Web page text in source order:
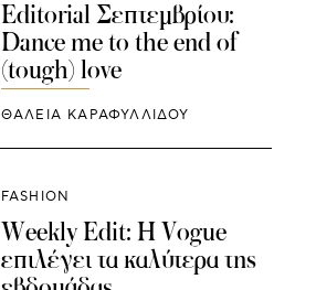
Editorial Σεπτεμβρίου:
Dance me to the end of
(tough) love
ΘΑΛΕΙΑ ΚΑΡΑΦΥΛΛΙΔΟΥ
FASHION
Weekly Edit: Η Vogue
επιλέγει τα καλύτερα της